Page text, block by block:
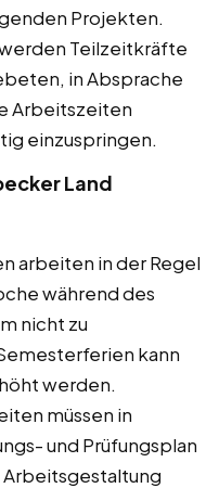
Projekten.
Teilzeitkräfte
in Absprache
Arbeitszeiten
einzuspringen.
Land
arbeiten in der Regel
während des
nicht zu
kann
werden.
müssen in
und Prüfungsplan